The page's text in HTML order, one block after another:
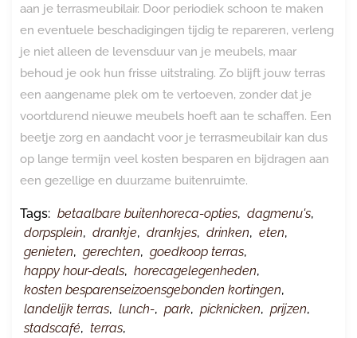
aan je terrasmeubilair. Door periodiek schoon te maken
en eventuele beschadigingen tijdig te repareren, verleng
je niet alleen de levensduur van je meubels, maar
behoud je ook hun frisse uitstraling. Zo blijft jouw terras
een aangename plek om te vertoeven, zonder dat je
voortdurend nieuwe meubels hoeft aan te schaffen. Een
beetje zorg en aandacht voor je terrasmeubilair kan dus
op lange termijn veel kosten besparen en bijdragen aan
een gezellige en duurzame buitenruimte.
Tags: betaalbare buitenhoreca-opties, dagmenu's,
dorpsplein, drankje, drankjes, drinken, eten,
genieten, gerechten, goedkoop terras,
happy hour-deals, horecagelegenheden,
kosten besparenseizoensgebonden kortingen,
landelijk terras, lunch-, park, picknicken, prijzen,
stadscafé, terras,